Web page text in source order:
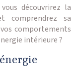
découvrirez la
comprendrez sa
comportements
intérieure ?